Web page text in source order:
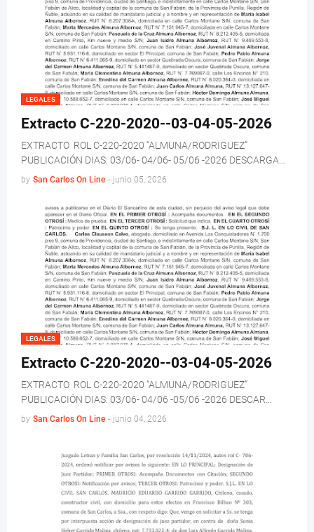
LEGALES
Extracto C-220-2020--03-04-05-2026
EXTRACTO ROL C-220-2020 “ALMUNA/RODRIGUEZ”
PUBLICACIÓN DIAS: 03/06- 04/06- 05/06 -2026 DESCARGA…
by San Carlos On Line - junio 05, 2026
LEGALES
Extracto C-220-2020--03-04-05-2026
EXTRACTO ROL C-220-2020 “ALMUNA/RODRIGUEZ”
PUBLICACIÓN DIAS: 03/06- 04/06 -05/06 -2026 DESCAR…
by San Carlos On Line - junio 04, 2026